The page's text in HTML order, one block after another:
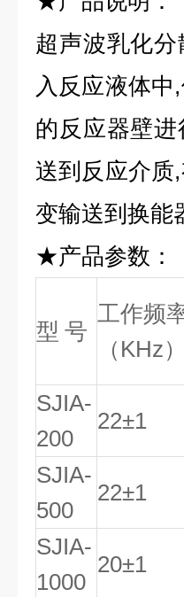
超声波乳化
入反应液体
的反应器壁
送到反应介质
变输送到换能
★产品参数：
型 号
工作频
（KHz）
SJIA-
200
22±1
SJIA-
500
22±1
SJIA-
1000
20±1